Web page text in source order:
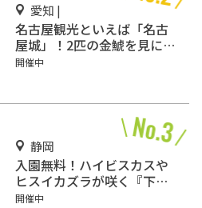
愛知 |
名古屋観光といえば「名古
屋城」！2匹の金鯱を見に
行こう
開催中
静岡
入園無料！ハイビスカスや
ヒスイカズラが咲く『下賀
茂熱帯植物園』で南国気分
開催中